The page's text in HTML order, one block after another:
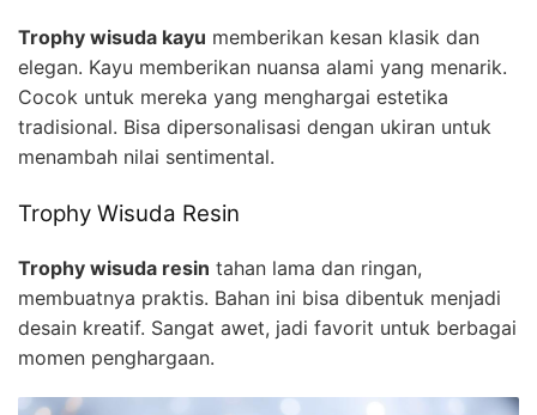
Trophy wisuda kayu memberikan kesan klasik dan
elegan. Kayu memberikan nuansa alami yang menarik.
Cocok untuk mereka yang menghargai estetika
tradisional. Bisa dipersonalisasi dengan ukiran untuk
menambah nilai sentimental.
Trophy Wisuda Resin
Trophy wisuda resin tahan lama dan ringan,
membuatnya praktis. Bahan ini bisa dibentuk menjadi
desain kreatif. Sangat awet, jadi favorit untuk berbagai
momen penghargaan.